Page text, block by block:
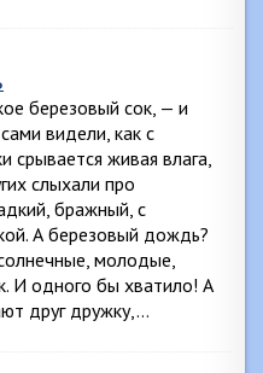
березовый сок, — и
видели, как с
срывается живая влага,
слыхали про
бражный, с
А березовый дождь?
молодые,
И одного бы хватило! А
друг дружку,…